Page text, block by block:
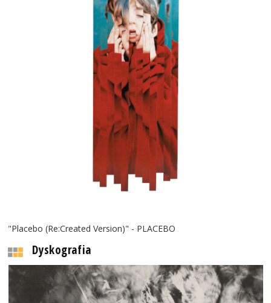
"Placebo (Re:Created Version)" - PLACEBO
Dyskografia